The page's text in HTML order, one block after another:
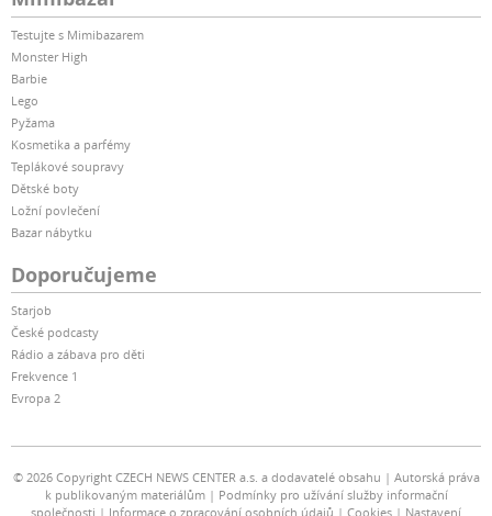
Testujte s Mimibazarem
Monster High
Barbie
Lego
Pyžama
Kosmetika a parfémy
Teplákové soupravy
Dětské boty
Ložní povlečení
Bazar nábytku
Doporučujeme
Starjob
České podcasty
Rádio a zábava pro děti
Frekvence 1
Evropa 2
© 2026 Copyright CZECH NEWS CENTER a.s. a dodavatelé obsahu
Autorská práva
k publikovaným materiálům
Podmínky pro užívání služby informační
společnosti
Informace o zpracování osobních údajů Cookies Nastavení